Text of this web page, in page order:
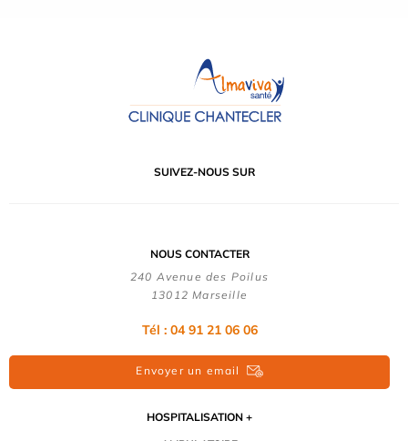
SUIVEZ-NOUS SUR
NOUS CONTACTER
240 Avenue des Poilus
13012 Marseille
Tél : 04 91 21 06 06
Envoyer un email
HOSPITALISATION